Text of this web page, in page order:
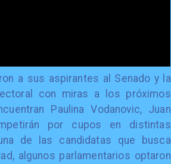
a sus aspirantes al Senado y la
con miras a los próximos
Paulina Vodanovic, Juan
por cupos en distintas
de las candidatas que busca
algunos parlamentarios optaron